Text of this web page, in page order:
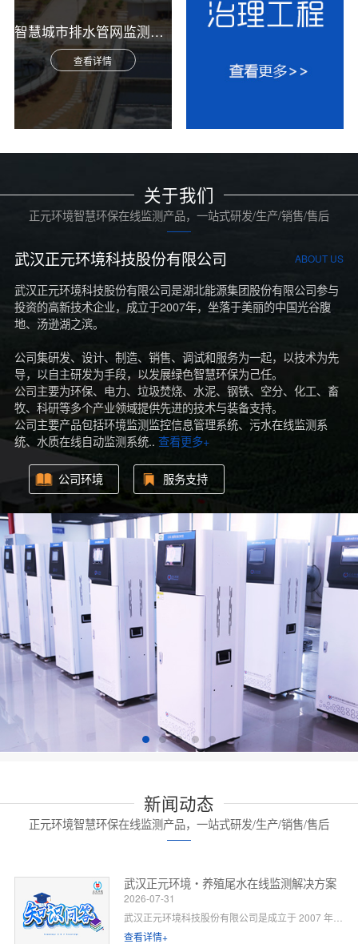
智慧城市排水管网监测综合解决方案
查看详情
关于我们
正元环境智慧环保在线监测产品，一站式研发/生产/销售/售后
武汉正元环境科技股份有限公司 ABOUT US
武汉正元环境科技股份有限公司是湖北能源集团股份有限公司参与
投资的高新技术企业，成立于2007年，坐落于美丽的中国光谷腹
地、汤逊湖之滨。
公司集研发、设计、制造、销售、调试和服务为一起，以技术为先
导，以自主研发为手段，以发展绿色智慧环保为己任。
公司主要为环保、电力、垃圾焚烧、水泥、钢铁、空分、化工、畜
牧、科研等多个产业领域提供先进的技术与装备支持。
公司主要产品包括环境监测监控信息管理系统、污水在线监测系
统、水质在线自动监测系统.. 查看更多+
公司环境 服务支持
新闻动态
正元环境智慧环保在线监测产品，一站式研发/生产/销售/售后
武汉正元环境・养殖尾水在线监测解决方案
2026-07-31
查看详情+